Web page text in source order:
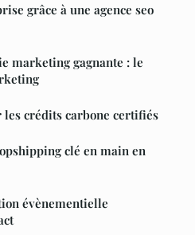
grâce à une agence seo
marketing gagnante : le
crédits carbone certifiés
clé en main en
évènementielle